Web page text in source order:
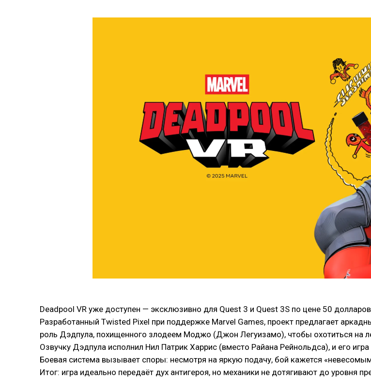
Deadpool VR уже доступен — эксклюзивно для Quest 3 и Quest 3S по цене 50 долларов
Разработанный Twisted Pixel при поддержке Marvel Games, проект предлагает
роль Дэдпула, похищенного злодеем Моджо (Джон Легуизамо), чтобы охотиться на
Озвучку Дэдпула исполнил Нил Патрик Харрис (вместо Райана Рейнольдса), и его
Боевая система вызывает споры: несмотря на яркую подачу, бой кажется
Итог: игра идеально передаёт дух антигероя, но механики не дотягивают до уровня